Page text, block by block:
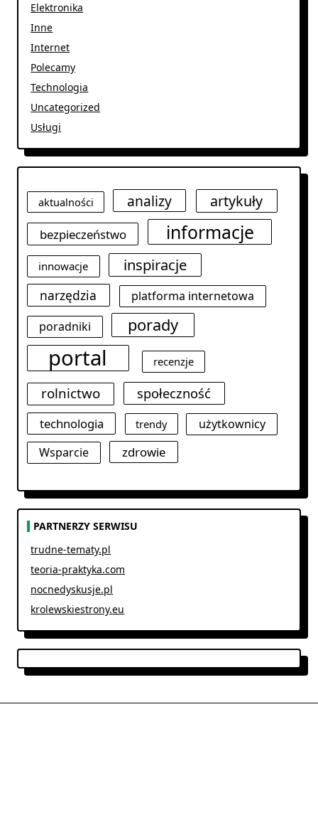
Elektronika
Inne
Internet
Polecamy
Technologia
Uncategorized
Usługi
aktualności analizy artykuły
bezpieczeństwo informacje
innowacje inspiracje
narzędzia
platforma internetowa
poradniki
porady
portal recenzje
rolnictwo społeczność
technologia trendy
użytkownicy
Wsparcie
zdrowie
PARTNERZY SERWISU
trudne-tematy.pl
teoria-praktyka.com
nocnedyskusje.pl
krolewskiestrony.eu